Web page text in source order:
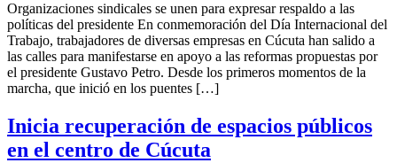
Organizaciones sindicales se unen para expresar respaldo a las
políticas del presidente En conmemoración del Día Internacional del
Trabajo, trabajadores de diversas empresas en Cúcuta han salido a
las calles para manifestarse en apoyo a las reformas propuestas por
el presidente Gustavo Petro. Desde los primeros momentos de la
marcha, que inició en los puentes […]
Inicia recuperación de espacios públicos
en el centro de Cúcuta